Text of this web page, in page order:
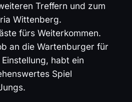
Treffern und zum
Wittenberg.
fürs Weiterkommen.
an die Wartenburger für
habt ein
Spiel